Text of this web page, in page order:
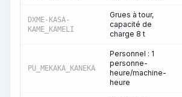
DXME-KASA-
KAME_KAMELI
Grues à tour,
capacité de
charge 8 t
PU_MEKAKA_KANEKA
Personnel : 1
personne-
heure/machine-
heure